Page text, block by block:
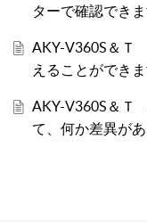
ターで確認でき
AKY-V360S＆Ｔ
えることができ
AKY-V360S＆Ｔ
て、何か差異が